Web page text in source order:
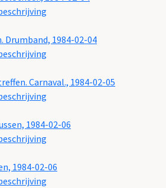
Drumband, 1984-02-04
Carnaval., 1984-02-05
1984-02-06
1984-02-06